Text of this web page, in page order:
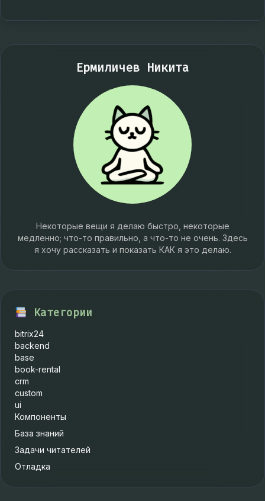
Ермиличев Никита
Некоторые вещи я делаю быстро, некоторые
медленно; что-то правильно, а что-то не очень. Здесь
я хочу рассказать и показать КАК я это делаю.
Категории
bitrix24
backend
base
book-rental
crm
custom
ui
Компоненты
База знаний
Задачи читателей
Отладка